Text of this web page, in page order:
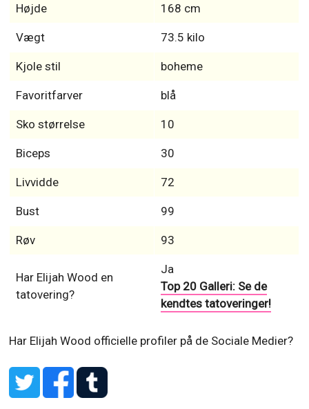
Højde 168 cm
Vægt 73.5 kilo
Kjole stil boheme
Favoritfarver blå
Sko størrelse 10
Biceps 30
Livvidde 72
Bust 99
Røv 93
Har Elijah Wood en
tatovering?
Ja
Top 20 Galleri: Se de
kendtes tatoveringer!
Har Elijah Wood officielle profiler på de Sociale Medier?